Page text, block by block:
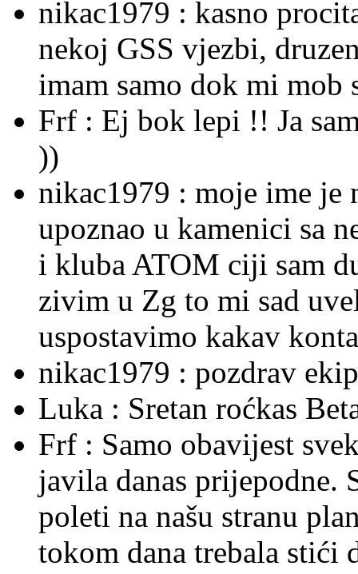
nikac1979 : kasno
nekoj GSS vjezbi,
imam samo dok mi mob
Frf : Ej bok lepi !! Ja
))
nikac1979 : moje ime je
upoznao u kamenici sa
i kluba ATOM ciji sam
zivim u Zg to mi sad
uspostavimo kakav
nikac1979 : pozdrav
Luka : Sretan roćkas
Frf : Samo obavijest
javila danas prijepodne.
poleti na našu stranu
tokom dana trebala stići